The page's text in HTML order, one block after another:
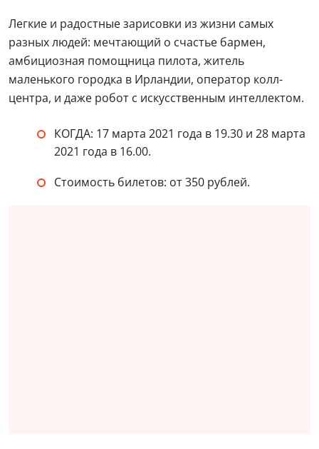
Легкие и радостные зарисовки из жизни самых
разных людей: мечтающий о счастье бармен,
амбициозная помощница пилота, житель
маленького городка в Ирландии, оператор колл-
центра, и даже робот с искусственным интеллектом.
КОГДА: 17 марта 2021 года в 19.30 и 28 марта
2021 года в 16.00.
Стоимость билетов: от 350 рублей.